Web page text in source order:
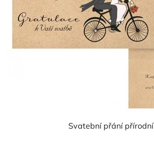
Svatební přání přírodní